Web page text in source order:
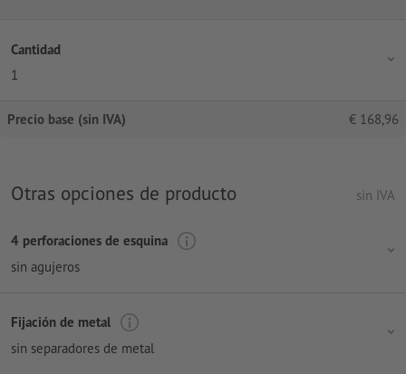
Cantidad
1
Precio base (sin IVA) € 168,96
Otras opciones de producto sin IVA
4 perforaciones de esquina
sin agujeros
Fijación de metal
sin separadores de metal